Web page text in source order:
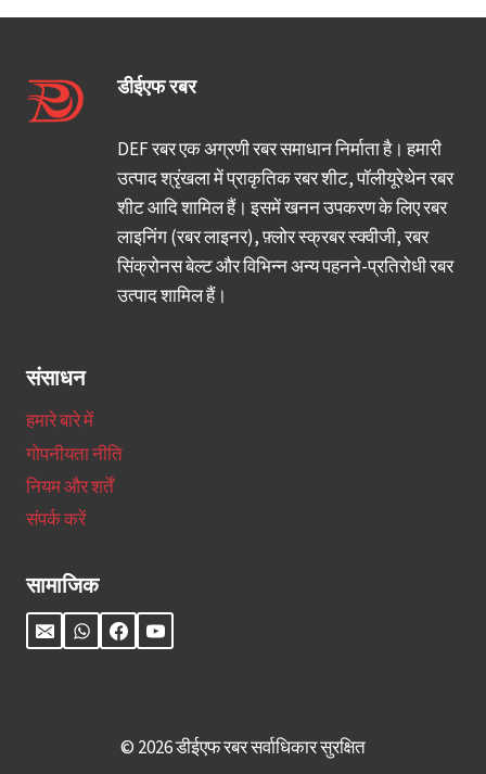
डीईएफ रबर
DEF रबर एक अग्रणी रबर समाधान निर्माता है। हमारी
उत्पाद श्रृंखला में प्राकृतिक रबर शीट, पॉलीयूरेथेन रबर
शीट आदि शामिल हैं। इसमें खनन उपकरण के लिए रबर
लाइनिंग (रबर लाइनर), फ़्लोर स्क्रबर स्क्वीजी, रबर
सिंक्रोनस बेल्ट और विभिन्न अन्य पहनने-प्रतिरोधी रबर
उत्पाद शामिल हैं।
संसाधन
हमारे बारे में
गोपनीयता नीति
नियम और शर्तें
संपर्क करें
सामाजिक
© 2026 डीईएफ रबर सर्वाधिकार सुरक्षित